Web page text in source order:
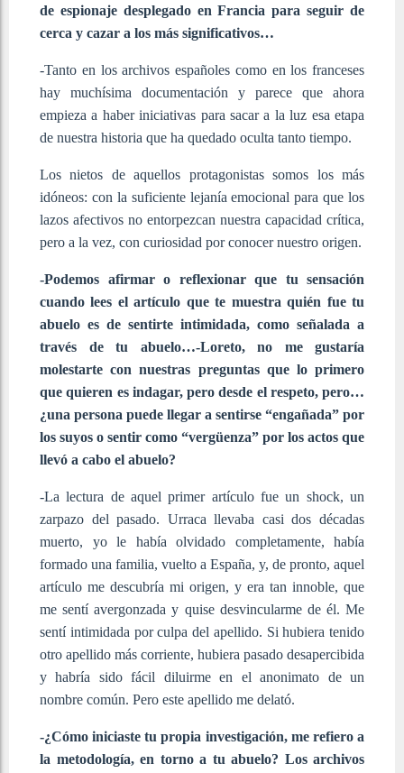
de espionaje desplegado en Francia para seguir de
cerca y cazar a los más significativos…
-Tanto en los archivos españoles como en los franceses
hay muchísima documentación y parece que ahora
empieza a haber iniciativas para sacar a la luz esa etapa
de nuestra historia que ha quedado oculta tanto tiempo.
Los nietos de aquellos protagonistas somos los más
idóneos: con la suficiente lejanía emocional para que los
lazos afectivos no entorpezcan nuestra capacidad crítica,
pero a la vez, con curiosidad por conocer nuestro origen.
-Podemos afirmar o reflexionar que tu sensación
cuando lees el artículo que te muestra quién fue tu
abuelo es de sentirte intimidada, como señalada a
través de tu abuelo…-Loreto, no me gustaría
molestarte con nuestras preguntas que lo primero
que quieren es indagar, pero desde el respeto, pero…
¿una persona puede llegar a sentirse “engañada” por
los suyos o sentir como “vergüenza” por los actos que
llevó a cabo el abuelo?
-La lectura de aquel primer artículo fue un shock, un
zarpazo del pasado. Urraca llevaba casi dos décadas
muerto, yo le había olvidado completamente, había
formado una familia, vuelto a España, y, de pronto, aquel
artículo me descubría mi origen, y era tan innoble, que
me sentí avergonzada y quise desvincularme de él. Me
sentí intimidada por culpa del apellido. Si hubiera tenido
otro apellido más corriente, hubiera pasado desapercibida
y habría sido fácil diluirme en el anonimato de un
nombre común. Pero este apellido me delató.
-¿Cómo iniciaste tu propia investigación, me refiero a
la metodología, en torno a tu abuelo? Los archivos